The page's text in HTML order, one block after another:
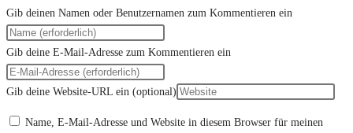
Gib deinen Namen oder Benutzernamen zum Kommentieren ein
Gib deine E-Mail-Adresse zum Kommentieren ein
Gib deine Website-URL ein (optional)
Name, E-Mail-Adresse und Website in diesem Browser für meinen